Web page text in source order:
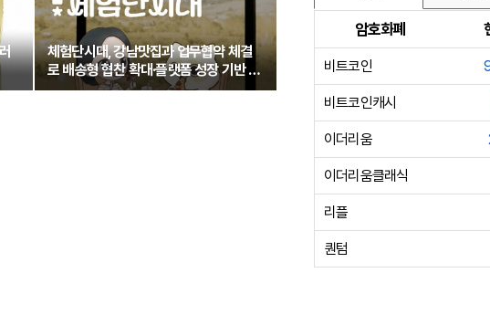
체험단시대, 강남맛집과 업무협약 체결
로 배송형 협찬 확대·플랫폼 성장 기반 강
화
암호화폐
비트코인
비트코인캐시
이더리움
이더리움클래식
리플
퀀텀